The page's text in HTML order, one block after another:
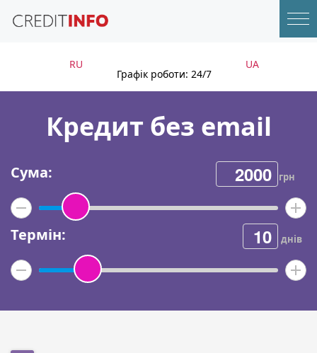
RU UA
Графік роботи: 24/7
Кредит без email
грн
Сума:
днів
Термін: